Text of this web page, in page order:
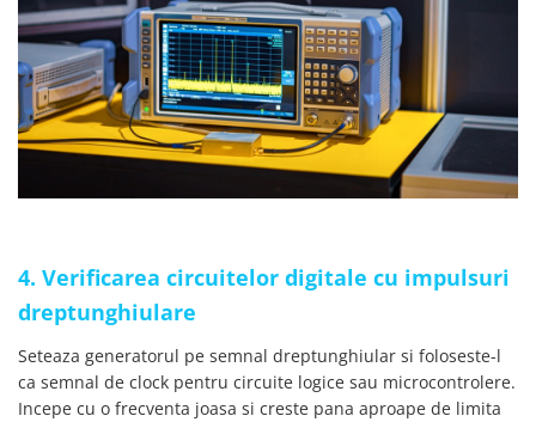
4. Verificarea circuitelor digitale cu impulsuri
dreptunghiulare
Seteaza generatorul pe semnal dreptunghiular si foloseste-l
ca semnal de clock pentru circuite logice sau microcontrolere.
Incepe cu o frecventa joasa si creste pana aproape de limita